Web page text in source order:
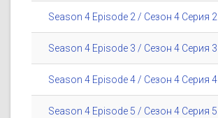
Season 4 Episode 2 / Сезон 4 Серия 2
Season 4 Episode 3 / Сезон 4 Серия 3
Season 4 Episode 4 / Сезон 4 Серия 4
Season 4 Episode 5 / Сезон 4 Серия 5